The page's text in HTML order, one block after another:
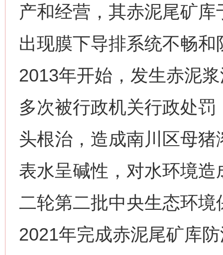
产和经营，其赤泥尾矿
出现膜下导排系统不畅
2013年开始，发生赤泥
多次被行政机关行政处
头根治，造成南川区母
表水呈碱性，对水环境
二轮第二批中央生态环
2021年完成赤泥尾矿库